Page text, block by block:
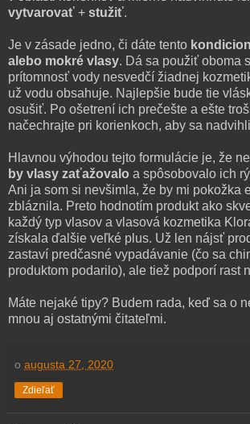
vytvarovať + stužiť.
Je v zásade jedno, či dáte tento
alebo mokré vlasy. Dá sa použiť oboma
prítomnosť vody nesvedčí žiadnej
už vodu obsahuje. Najlepšie bude tie
osušiť. Po ošetrení ich prečešte a ešte
načechrajte pri korienkoch, aby sa
Hlavnou výhodou tejto formulácie je, že
by vlasy zaťažovalo a spôsobovalo ich
Ani ja som si nevšimla, že by mi pokožka
zbláznila. Preto hodnotím produkt ako
každý typ vlasov a vlasová kozmetika
získala ďalšie veľké plus. Už len nájsť
zastaví predčasné vypadávanie (čo sa
produktom podarilo), ale tiež podporí rast
Máte nejaké tipy? Budem rada, keď sa o
mnou aj ostatnými čitateľmi.
o augusta 27, 2020
Zdieľať